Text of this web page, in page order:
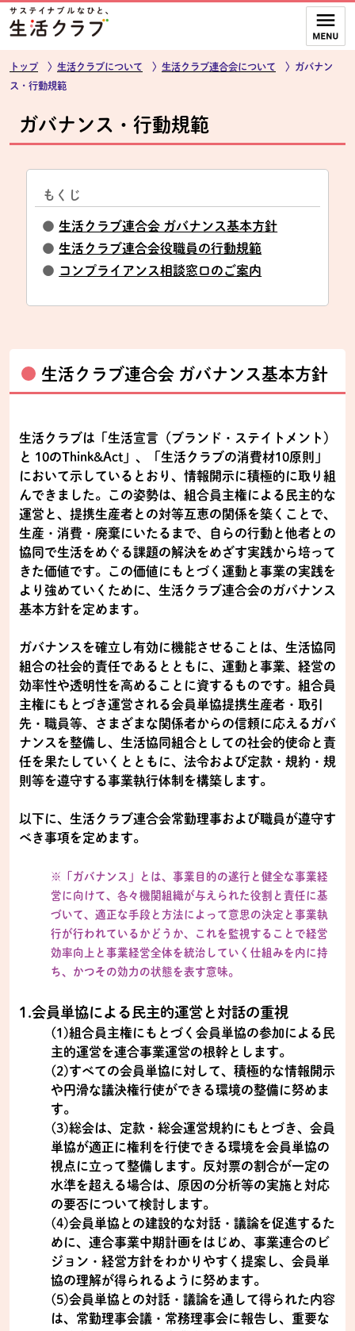
ページの先頭です。
本文へジャンプする。
トップ〉 生活クラブについて 〉 生活クラブ連合会について 〉ガバナン
ス・行動規範
ガバナンス・行動規範
もくじ
● 生活クラブ連合会 ガバナンス基本方針
● 生活クラブ連合会役職員の行動規範
● コンプライアンス相談窓口のご案内
生活クラブ連合会 ガバナンス基本方針
生活クラブは「生活宣言（ブランド・ステイトメント）
と 10のThink&Act」、「生活クラブの消費材10原則」
において示しているとおり、情報開示に積極的に取り組
んできました。この姿勢は、組合員主権による民主的な
運営と、提携生産者との対等互恵の関係を築くことで、
生産・消費・廃棄にいたるまで、自らの行動と他者との
協同で生活をめぐる課題の解決をめざす実践から培って
きた価値です。この価値にもとづく運動と事業の実践を
より強めていくために、生活クラブ連合会のガバナンス
基本方針を定めます。
ガバナンスを確立し有効に機能させることは、生活協同
組合の社会的責任であるとともに、運動と事業、経営の
効率性や透明性を高めることに資するものです。組合員
主権にもとづき運営される会員単協提携生産者・取引
先・職員等、さまざまな関係者からの信頼に応えるガバ
ナンスを整備し、生活協同組合としての社会的使命と責
任を果たしていくとともに、法令および定款・規約・規
則等を遵守する事業執行体制を構築します。
以下に、生活クラブ連合会常勤理事および職員が遵守す
べき事項を定めます。
※「ガバナンス」とは、事業目的の遂行と健全な事業経
営に向けて、各々機関組織が与えられた役割と責任に基
づいて、適正な手段と方法によって意思の決定と事業執
行が行われているかどうか、これを監視することで経営
効率向上と事業経営全体を統治していく仕組みを内に持
ち、かつその効力の状態を表す意味。
1.会員単協による民主的運営と対話の重視
(1)組合員主権にもとづく会員単協の参加による民
主的運営を連合事業運営の根幹とします。
(2)すべての会員単協に対して、積極的な情報開示
や円滑な議決権行使ができる環境の整備に努めま
す。
(3)総会は、定款・総会運営規約にもとづき、会員
単協が適正に権利を行使できる環境を会員単協の
視点に立って整備します。反対票の割合が一定の
水準を超える場合は、原因の分析等の実施と対応
の要否について検討します。
(4)会員単協との建設的な対話・議論を促進するた
めに、連合事業中期計画をはじめ、事業連合のビ
ジョン・経営方針をわかりやすく提案し、会員単
協の理解が得られるように努めます。
(5)会員単協との対話・議論を通して得られた内容
は、常勤理事会議・常務理事会に報告し、重要な